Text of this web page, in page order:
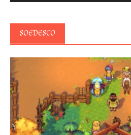
SOEDESCO